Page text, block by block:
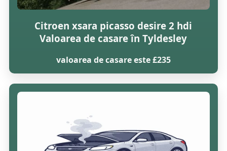
Citroen xsara picasso desire 2 hdi
Valoarea de casare în Tyldesley
valoarea de casare este £235